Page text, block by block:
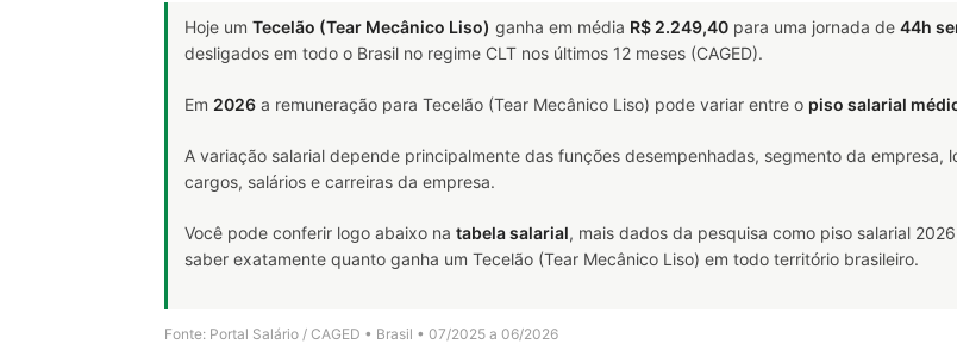
Hoje um Tecelão (Tear Mecânico Liso) ganha em média R$ 2.249,40 para uma jornada de 44h
desligados em todo o Brasil no regime CLT nos últimos 12 meses (CAGED).
Em 2026 a remuneração para Tecelão (Tear Mecânico Liso) pode variar entre o piso salarial
A variação salarial depende principalmente das funções desempenhadas, segmento da
cargos, salários e carreiras da empresa.
Você pode conferir logo abaixo na tabela salarial, mais dados da pesquisa como piso salarial
saber exatamente quanto ganha um Tecelão (Tear Mecânico Liso) em todo território brasileiro.
Fonte: Portal Salário / CAGED • Brasil • 07/2025 a 06/2026